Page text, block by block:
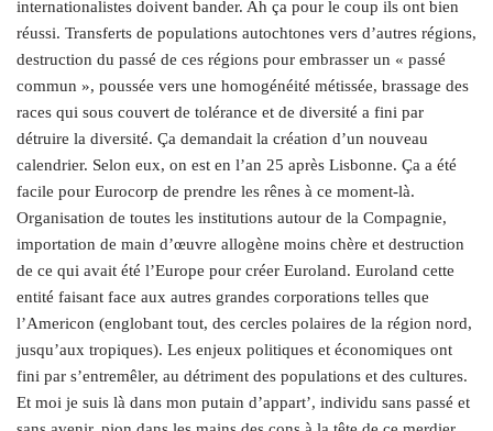
internationalistes doivent bander. Ah ça pour le coup ils ont bien
réussi. Transferts de populations autochtones vers d’autres régions,
destruction du passé de ces régions pour embrasser un « passé
commun », poussée vers une homogénéité métissée, brassage des
races qui sous couvert de tolérance et de diversité a fini par
détruire la diversité. Ça demandait la création d’un nouveau
calendrier. Selon eux, on est en l’an 25 après Lisbonne. Ça a été
facile pour Eurocorp de prendre les rênes à ce moment-là.
Organisation de toutes les institutions autour de la Compagnie,
importation de main d’œuvre allogène moins chère et destruction
de ce qui avait été l’Europe pour créer Euroland. Euroland cette
entité faisant face aux autres grandes corporations telles que
l’Americon (englobant tout, des cercles polaires de la région nord,
jusqu’aux tropiques). Les enjeux politiques et économiques ont
fini par s’entremêler, au détriment des populations et des cultures.
Et moi je suis là dans mon putain d’appart’, individu sans passé et